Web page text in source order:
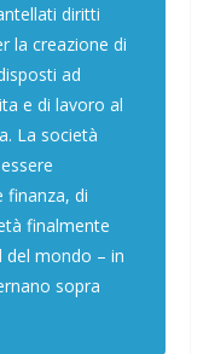
diritti
la creazione di
ad
e di lavoro al
La società
finanza, di
finalmente
del mondo – in
sopra